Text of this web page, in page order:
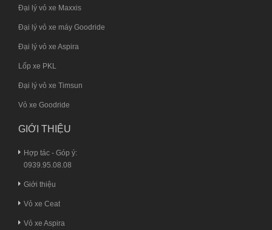
Đại lý vỏ xe Maxxis
Đại lý vỏ xe máy Goodride
Đại lý vỏ xe Aspira
Lốp xe PKL
Đại lý vỏ xe Timsun
Vỏ xe Goodride
GIỚI THIỆU
Hợp tác - Góp ý:
0939.95.08.08
Giới thiệu
Vỏ xe Ceat
Vỏ xe Aspira